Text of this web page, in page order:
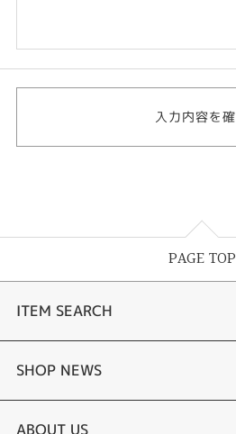
PAGE TOP
ITEM SEARCH
婚約指輪
手作り婚約指輪
SHOP NEWS
デジタルジュエリー®とは
ABOUT US